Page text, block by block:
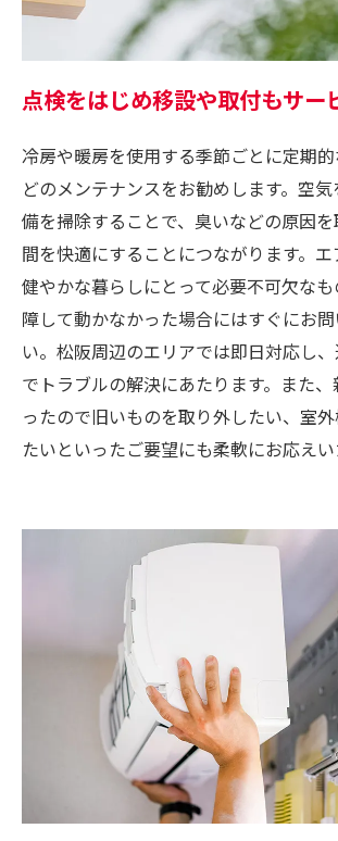
点検をはじめ移設や取付もサー
冷房や暖房を使用する季節ごとに定期
どのメンテナンスをお勧めします。空
備を掃除することで、臭いなどの原因
間を快適にすることにつながります。
健やかな暮らしにとって必要不可欠な
障して動かなかった場合にはすぐにお
い。松阪周辺のエリアでは即日対応し
でトラブルの解決にあたります。また
ったので旧いものを取り外したい、室
たいといったご要望にも柔軟にお応えい